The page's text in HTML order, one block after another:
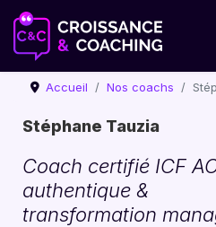
Accueil Nos coachs
Stéphane Tauzia
Coach certifié ICF
authentique &
transformation